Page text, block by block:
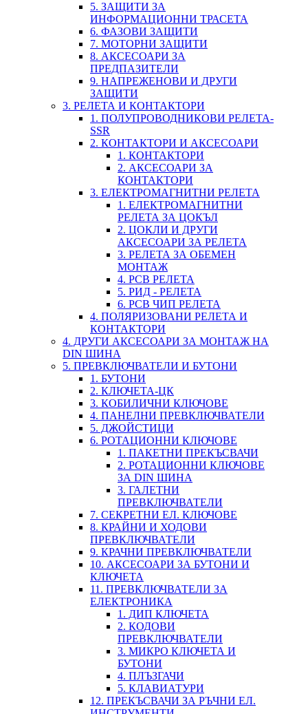
5. ЗАЩИТИ ЗА
ИНФОРМАЦИОННИ ТРАСЕТА
6. ФАЗОВИ ЗАЩИТИ
7. МОТОРНИ ЗАЩИТИ
8. АКСЕСОАРИ ЗА
ПРЕДПАЗИТЕЛИ
9. НАПРЕЖЕНОВИ И ДРУГИ
ЗАЩИТИ
3. РЕЛЕТА И КОНТАКТОРИ
1. ПОЛУПРОВОДНИКОВИ РЕЛЕТА-
SSR
2. КОНТАКТОРИ И АКСЕСОАРИ
1. КОНТАКТОРИ
2. АКСЕСОАРИ ЗА
КОНТАКТОРИ
3. ЕЛЕКТРОМАГНИТНИ РЕЛЕТА
1. ЕЛЕКТРОМАГНИТНИ
РЕЛЕТА ЗА ЦОКЪЛ
2. ЦОКЛИ И ДРУГИ
АКСЕСОАРИ ЗА РЕЛЕТА
3. РЕЛЕТА ЗА ОБЕМЕН
МОНТАЖ
4. PCB РЕЛЕТА
5. РИД - РЕЛЕТА
6. PCB ЧИП РЕЛЕТА
4. ПОЛЯРИЗОВАНИ РЕЛЕТА И
КОНТАКТОРИ
4. ДРУГИ АКСЕСОАРИ ЗА МОНТАЖ НА
DIN ШИНА
5. ПРЕВКЛЮЧВАТЕЛИ И БУТОНИ
1. БУТОНИ
2. КЛЮЧЕТА-ЦК
3. КОБИЛИЧНИ КЛЮЧОВЕ
4. ПАНЕЛНИ ПРЕВКЛЮЧВАТЕЛИ
5. ДЖОЙСТИЦИ
6. РОТАЦИОННИ КЛЮЧОВЕ
1. ПАКЕТНИ ПРЕКЪСВАЧИ
2. РОТАЦИОННИ КЛЮЧОВЕ
ЗА DIN ШИНА
3. ГАЛЕТНИ
ПРЕВКЛЮЧВАТЕЛИ
7. СЕКРЕТНИ ЕЛ. КЛЮЧОВЕ
8. КРАЙНИ И ХОДОВИ
ПРЕВКЛЮЧВАТЕЛИ
9. КРАЧНИ ПРЕВКЛЮЧВАТЕЛИ
10. АКСЕСОАРИ ЗА БУТОНИ И
КЛЮЧЕТА
11. ПРЕВКЛЮЧВАТЕЛИ ЗА
ЕЛЕКТРОНИКА
1. ДИП КЛЮЧЕТА
2. КОДОВИ
ПРЕВКЛЮЧВАТЕЛИ
3. МИКРО КЛЮЧЕТА И
БУТОНИ
4. ПЛЪЗГАЧИ
5. КЛАВИАТУРИ
12. ПРЕКЪСВАЧИ ЗА РЪЧНИ ЕЛ.